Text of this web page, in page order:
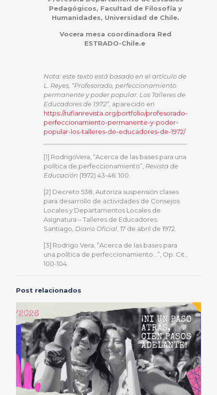
Pedagógicos, Facultad de Filosofía y
Humanidades, Universidad de Chile.
Vocera mesa coordinadora Red
ESTRADO-Chile.e
Nota: este texto está basado en el artículo de
L. Reyes, “Profesorado, perfeccionamiento
permanente y poder popular. Los Talleres de
Educadores de 1972”, aparecido en
https://rufianrevista.org/portfolio/profesorado-
perfeccionamiento-permanente-y-poder-
popular-los-talleres-de-educadores-de-1972/
[1] RodrigoVera, “Acerca de las bases para una
política de perfeccionamiento”, Revista de
Educación (1972) 43-46: 100.
[2] Decreto 538, Autoriza suspensión clases
para desarrollo de actividades de Consejos
Locales y Departamentos Locales de
Asignatura – Talleres de Educadores.
Santiago, Diario Oficial , 17 de abril de 1972.
[3] Rodrigo Vera, “Acerca de las bases para
una política de perfeccionamiento…”, Op. Cit.,
100-104.
Post relacionados